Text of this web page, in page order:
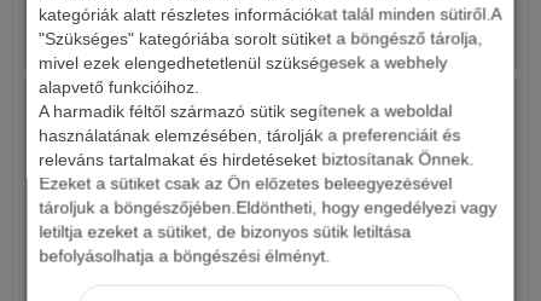
kategóriák alatt részletes információkat talál minden sütiről.A
"Szükséges" kategóriába sorolt sütiket a böngésző tárolja,
mivel ezek elengedhetetlenül szükségesek a webhely
alapvető funkcióihoz.
A harmadik féltől származó sütik segítenek a weboldal
használatának elemzésében, tárolják a preferenciáit és
releváns tartalmakat és hirdetéseket biztosítanak Önnek.
Ezeket a sütiket csak az Ön előzetes beleegyezésével
tároljuk a böngészőjében.Eldöntheti, hogy engedélyezi vagy
letiltja ezeket a sütiket, de bizonyos sütik letiltása
befolyásolhatja a böngészési élményt.
Részletek